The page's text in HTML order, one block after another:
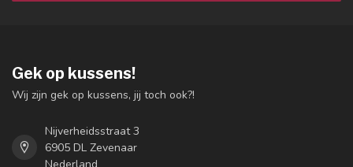
Gek op kussens!
Wij zijn gek op kussens, jij toch ook?!
Nijverheidsstraat 3
6905 DL Zevenaar